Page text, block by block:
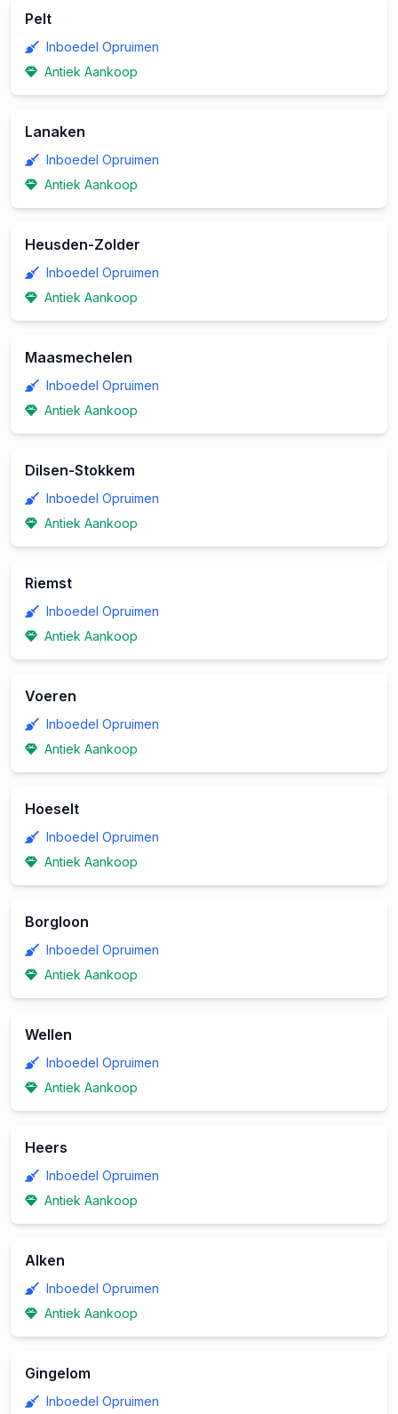
Pelt
Inboedel Opruimen
Antiek Aankoop
Lanaken
Inboedel Opruimen
Antiek Aankoop
Heusden-Zolder
Inboedel Opruimen
Antiek Aankoop
Maasmechelen
Inboedel Opruimen
Antiek Aankoop
Dilsen-Stokkem
Inboedel Opruimen
Antiek Aankoop
Riemst
Inboedel Opruimen
Antiek Aankoop
Voeren
Inboedel Opruimen
Antiek Aankoop
Hoeselt
Inboedel Opruimen
Antiek Aankoop
Borgloon
Inboedel Opruimen
Antiek Aankoop
Wellen
Inboedel Opruimen
Antiek Aankoop
Heers
Inboedel Opruimen
Antiek Aankoop
Alken
Inboedel Opruimen
Antiek Aankoop
Gingelom
Inboedel Opruimen